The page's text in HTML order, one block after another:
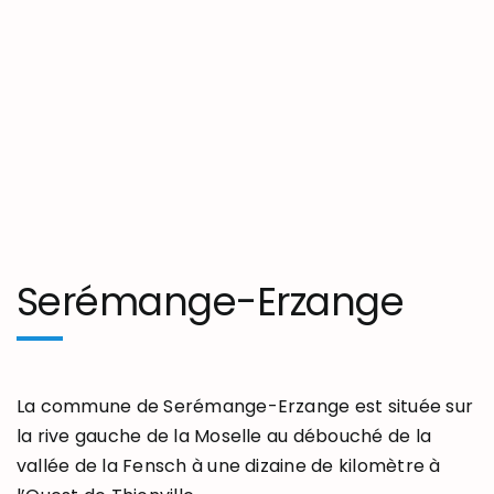
Serémange-Erzange
la rive gauche de la Moselle au débouché de la
vallée de la Fensch à une dizaine de kilomètre à
l’Ouest de Thionville.